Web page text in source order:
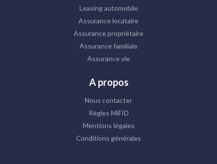
Leasing automobile
Assurance locataire
Assurance propriétaire
Assurance familiale
Assurance vie
A propos
Nous contacter
Règles MiFID
Mentions légales
Conditions générales